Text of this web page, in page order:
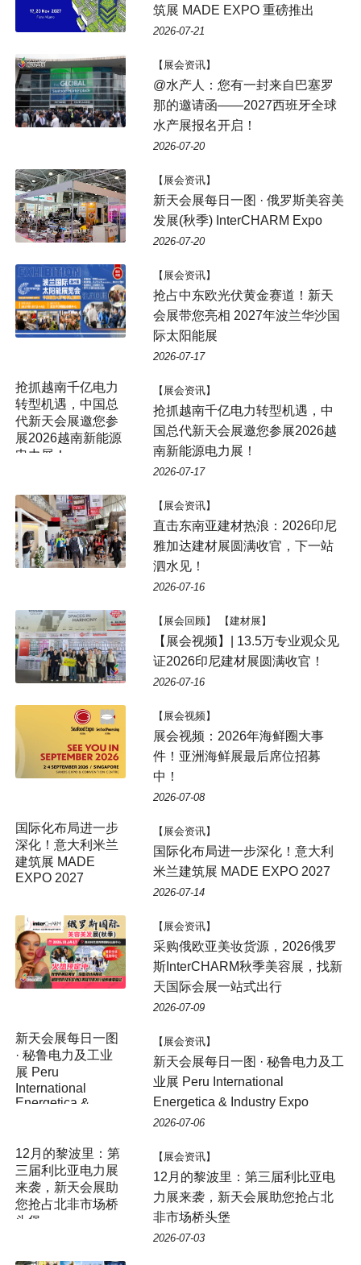
筑展 MADE EXPO 重磅推出
2026-07-21
【展会资讯】
@水产人：您有一封来自巴塞罗
那的邀请函——2027西班牙全球
水产展报名开启！
2026-07-20
【展会资讯】
新天会展每日一图 · 俄罗斯美容美
发展(秋季) InterCHARM Expo
2026-07-20
【展会资讯】
抢占中东欧光伏黄金赛道！新天
会展带您亮相 2027年波兰华沙国
际太阳能展
2026-07-17
抢抓越南千亿电力
转型机遇，中国总
代新天会展邀您参
展2026越南新能源
电力展！
【展会资讯】
抢抓越南千亿电力转型机遇，中
国总代新天会展邀您参展2026越
南新能源电力展！
2026-07-17
【展会资讯】
直击东南亚建材热浪：2026印尼
雅加达建材展圆满收官，下一站
泗水见！
2026-07-16
【展会回顾】 【建材展】
【展会视频】| 13.5万专业观众见
证2026印尼建材展圆满收官！
2026-07-16
【展会视频】
展会视频：2026年海鲜圈大事
件！亚洲海鲜展最后席位招募
中！
2026-07-08
国际化布局进一步
深化！意大利米兰
建筑展 MADE
EXPO 2027
【展会资讯】
国际化布局进一步深化！意大利
米兰建筑展 MADE EXPO 2027
2026-07-14
【展会资讯】
采购俄欧亚美妆货源，2026俄罗
斯InterCHARM秋季美容展，找新
天国际会展一站式出行
2026-07-09
【展会资讯】
新天会展每日一图 · 秘鲁电力及工
业展 Peru International
Energetica & Industry Expo
2026-07-06
【展会资讯】
12月的黎波里：第三届利比亚电
力展来袭，新天会展助您抢占北
非市场桥头堡
2026-07-03